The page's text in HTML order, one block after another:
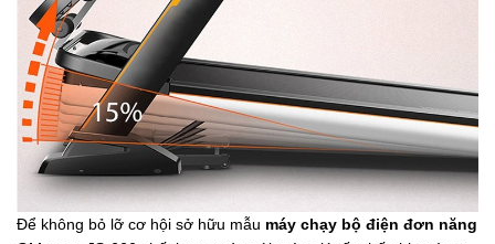
Để không bỏ lỡ cơ hội sở hữu mẫu máy chạy bộ điện đơn năng